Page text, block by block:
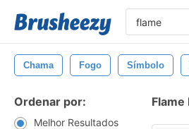
Chama Fogo Símbolo
Ordenar por:
Melhor Resultados
Flame